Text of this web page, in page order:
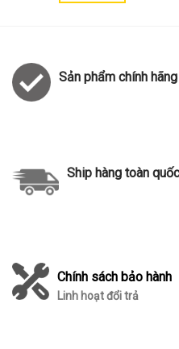
Sản phẩm chính hãng
Ship hàng toàn quốc
Chính sách bảo hành
Linh hoạt đổi trả